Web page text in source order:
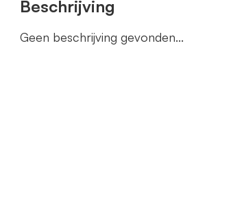
Beschrijving
Geen beschrijving gevonden...